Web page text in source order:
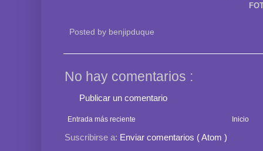
Posted by benjipduque
No hay comentarios :
Publicar un comentario
Entrada más reciente Inicio
Suscribirse a: Enviar comentarios ( Atom )